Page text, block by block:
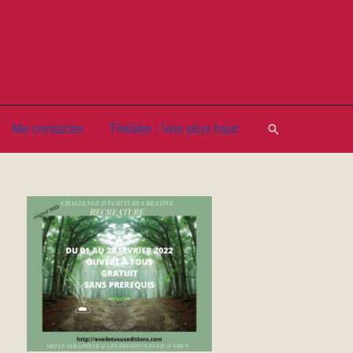
Me contacter Théâtre : Voir plus haut Rechercher